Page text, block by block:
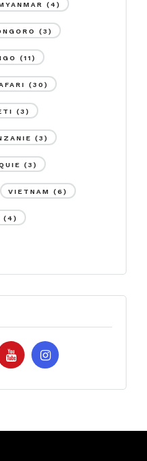
(4)
(3)
(11)
(30)
(3)
(3)
(3)
VIETNAM (6)
(4)